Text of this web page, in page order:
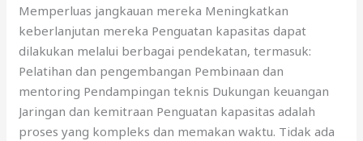
Memperluas jangkauan mereka Meningkatkan
keberlanjutan mereka Penguatan kapasitas dapat
dilakukan melalui berbagai pendekatan, termasuk:
Pelatihan dan pengembangan Pembinaan dan
mentoring Pendampingan teknis Dukungan keuangan
Jaringan dan kemitraan Penguatan kapasitas adalah
proses yang kompleks dan memakan waktu. Tidak ada